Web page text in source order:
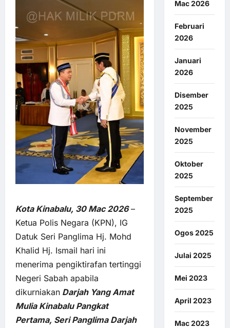
Kota Kinabalu, 30 Mac 2026–
Ketua Polis Negara (KPN), IG
Datuk Seri Panglima Hj. Mohd
Khalid Hj. Ismail hari ini
menerima pengiktirafan tertinggi
Negeri Sabah apabila
dikurniakan Darjah Yang Amat
Mulia Kinabalu Pangkat
Pertama, Seri Panglima Darjah
Mac 2026
Februari
2026
Januari
2026
Disember
2025
November
2025
Oktober
2025
September
2025
Ogos 2025
Julai 2025
Mei 2023
April 2023
Mac 2023